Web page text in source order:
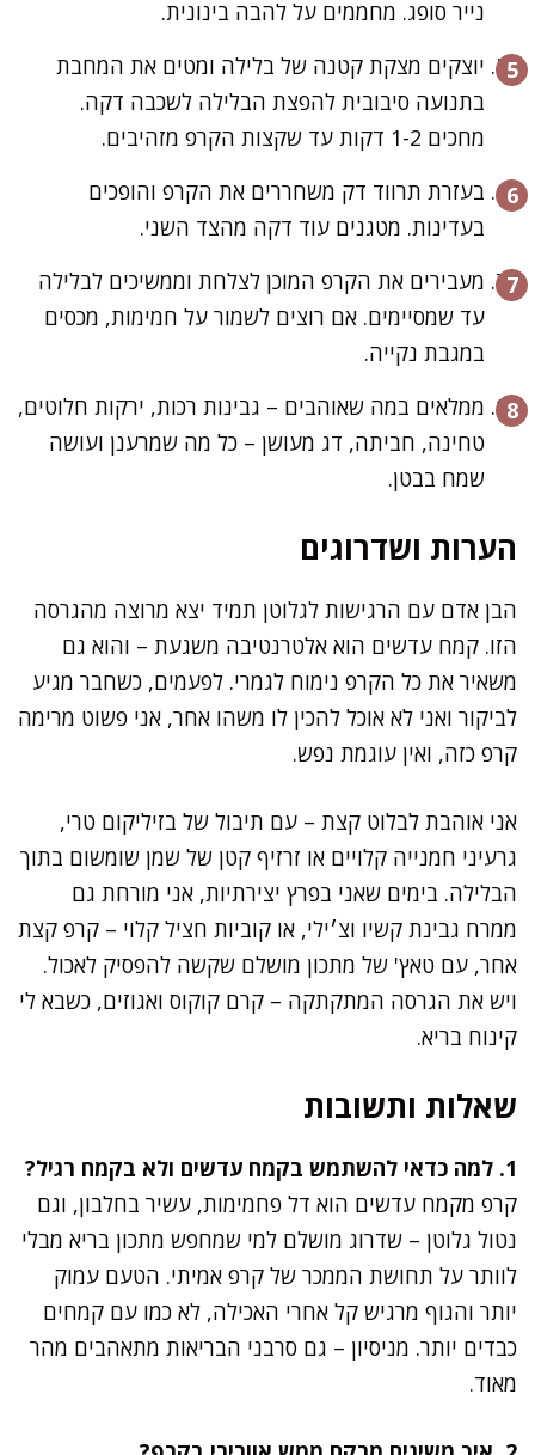
נייר סופג. מחממים על להבה בינונית.
יוצקים מצקת קטנה של בלילה ומטים את המחבת
בתנועה סיבובית להפצת הבלילה לשכבה דקה.
מחכים 1-2 דקות עד שקצות הקרפ מזהיבים.
בעזרת תרווד דק משחררים את הקרפ והופכים
בעדינות. מטגנים עוד דקה מהצד השני.
מעבירים את הקרפ המוכן לצלחת וממשיכים לבלילה
עד שמסיימים. אם רוצים לשמור על חמימות, מכסים
במגבת נקייה.
ממלאים במה שאוהבים – גבינות רכות, ירקות חלוטים,
טחינה, חביתה, דג מעושן – כל מה שמרענן ועושה
שמח בבטן.
הערות ושדרוגים
הבן אדם עם הרגישות לגלוטן תמיד יצא מרוצה מהגרסה
הזו. קמח עדשים הוא אלטרנטיבה משגעת – והוא גם
משאיר את כל הקרפ נימוח לגמרי. לפעמים, כשחבר מגיע
לביקור ואני לא אוכל להכין לו משהו אחר, אני פשוט מרימה
קרפ כזה, ואין עוגמת נפש.
אני אוהבת לבלוט קצת – עם תיבול של בזיליקום טרי,
גרעיני חמנייה קלויים או זרזיף קטן של שמן שומשום בתוך
הבלילה. בימים שאני בפרץ יצירתיות, אני מורחת גם
ממרח גבינת קשיו וצ׳ילי, או קוביות חציל קלוי – קרפ קצת
אחר, עם טאץ' של מתכון מושלם שקשה להפסיק לאכול.
ויש את הגרסה המתקתקה – קרם קוקוס ואגוזים, כשבא לי
קינוח בריא.
שאלות ותשובות
1. למה כדאי להשתמש בקמח עדשים ולא בקמח רגיל?
קרפ מקמח עדשים הוא דל פחמימות, עשיר בחלבון, וגם
נטול גלוטן – שדרוג מושלם למי שמחפש מתכון בריא מבלי
לוותר על תחושת הממכר של קרפ אמיתי. הטעם עמוק
יותר והגוף מרגיש קל אחרי האכילה, לא כמו עם קמחים
כבדים יותר. מניסיון – גם סרבני הבריאות מתאהבים מהר
מאוד.